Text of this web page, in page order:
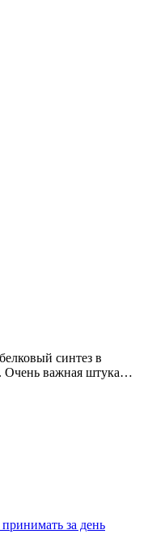
синтез в
Очень важная штука…
за день